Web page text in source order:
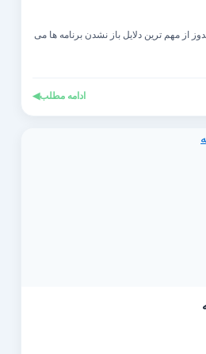
از مهم ترین دلایل باز نشدن برنامه ها می
ادامه مطلب◀